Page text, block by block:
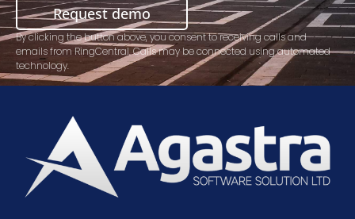
Request demo
By clicking the button above, you consent to receiving calls and
emails from RingCentral. Calls may be connected using automated
technology.